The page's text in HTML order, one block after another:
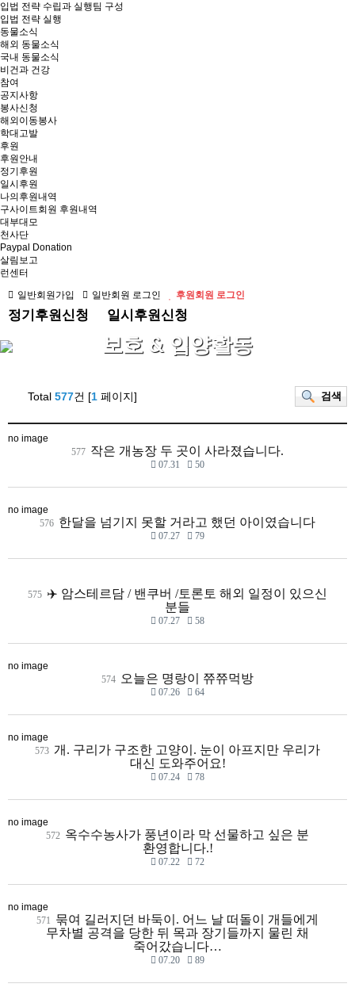
입법 전략 수립과 실행팀 구성
입법 전략 실행
동물소식
해외 동물소식
국내 동물소식
비건과 건강
참여
공지사항
봉사신청
해외이동봉사
학대고발
후원
후원안내
정기후원
일시후원
나의후원내역
구사이트회원 후원내역
대부대모
천사단
Paypal Donation
살림보고
런센터
일반회원가입
일반회원 로그인 후원회원 로그인
정기후원신청 일시후원신청
보호 & 입양활동
Total 577건 [1 페이지] 검색
no image
577 작은 개농장 두 곳이 사라졌습니다.
07.31 50
no image
576 한달을 넘기지 못할 거라고 했던 아이였습니다
07.27 79
575 ✈️ 암스테르담 / 밴쿠버 /토론토 해외 일정이 있으신
분들
07.27 58
no image
574 오늘은 명랑이 쮸쮸먹방
07.26 64
no image
573 개. 구리가 구조한 고양이. 눈이 아프지만 우리가
대신 도와주어요!
07.24 78
no image
572 옥수수농사가 풍년이라 막 선물하고 싶은 분
환영합니다.!
07.22 72
no image
571 묶여 길러지던 바둑이. 어느 날 떠돌이 개들에게
무차별 공격을 당한 뒤 목과 장기들까지 물린 채
죽어갔습니다…
07.20 89